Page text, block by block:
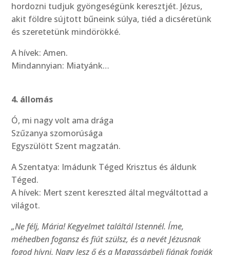
hordozni tudjuk gyöngeségünk keresztjét. Jézus,
akit földre sújtott bűneink súlya, tiéd a dicséretünk
és szeretetünk mindörökké.
A hívek: Amen.
Mindannyian: Miatyánk…
4. állomás
Ó, mi nagy volt ama drága
Szűzanya szomorúsága
Egyszülött Szent magzatán.
A Szentatya: Imádunk Téged Krisztus és áldunk
Téged.
A hívek: Mert szent kereszted által megváltottad a
világot.
„Ne félj, Mária! Kegyelmet találtál Istennél. Íme,
méhedben fogansz és fiút szülsz, és a nevét Jézusnak
fogod hívni. Nagy lesz ő és a Magasságbeli fiának fogják